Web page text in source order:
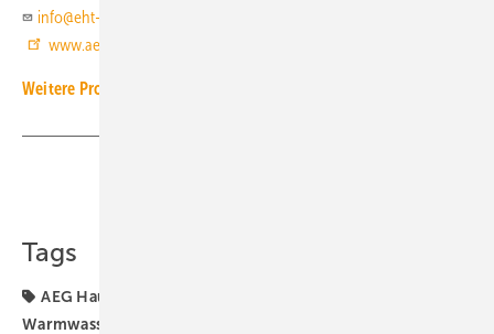
info@eht-haustechnik.de
www.aeg-haustechnik.de
Weitere Produkt-Meldungen zum Thema Technische Armaturen
Tags
AEG Haustechnik
Warmwasser